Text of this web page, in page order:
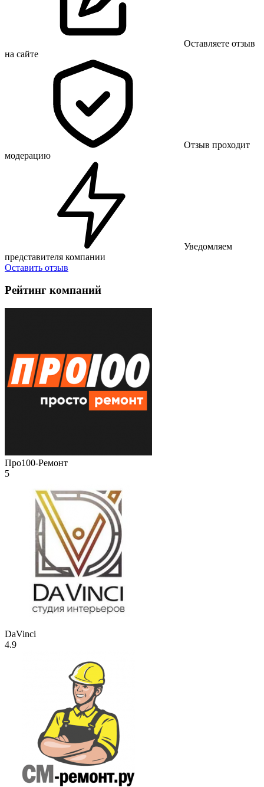
Оставляете отзыв
на сайте
Отзыв проходит
модерацию
Уведомляем
представителя компании
Оставить отзыв
Рейтинг компаний
Про100-Ремонт
5
DaVinci
4.9